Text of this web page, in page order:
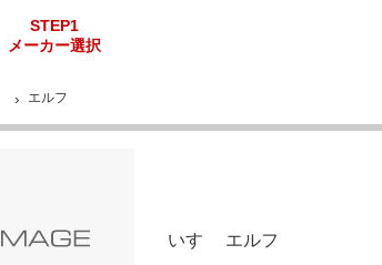
STEP1
メーカー選択
エルフ
いすゞ エルフ